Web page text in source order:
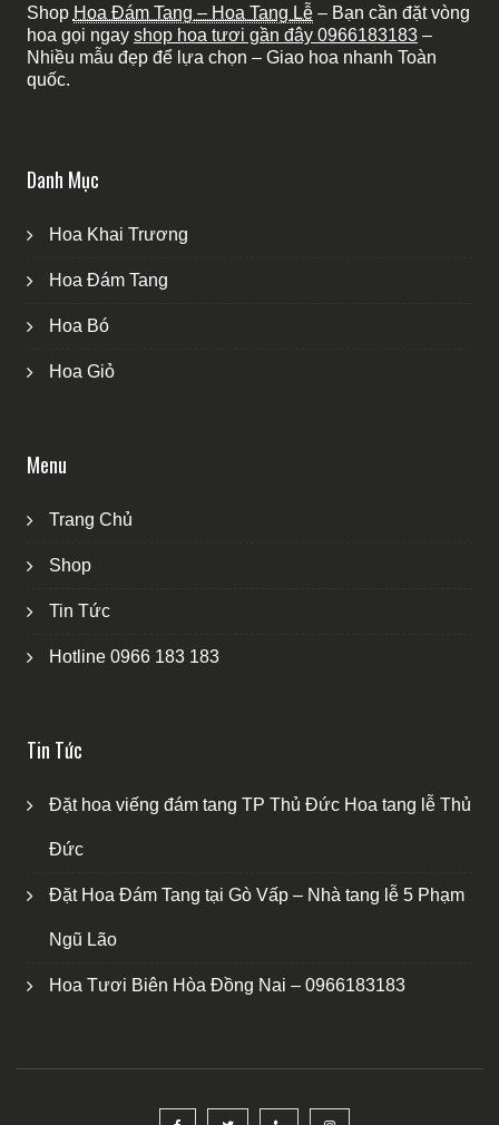
Shop Hoa Đám Tang – Hoa Tang Lễ– Bạn cần đặt vòng
hoa gọi ngay shop hoa tươi gần đây 0966183183–
Nhiều mẫu đẹp để lựa chọn – Giao hoa nhanh Toàn
quốc.
Danh Mục
Hoa Khai Trương
Hoa Đám Tang
Hoa Bó
Hoa Giỏ
Menu
Trang Chủ
Shop
Tin Tức
Hotline 0966 183 183
Tin Tức
Đặt hoa viếng đám tang TP Thủ Đức Hoa tang lễ Thủ
Đức
Đặt Hoa Đám Tang tại Gò Vấp – Nhà tang lễ 5 Phạm
Ngũ Lão
Hoa Tươi Biên Hòa Đồng Nai – 0966183183